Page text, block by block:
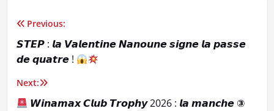
Navigation
de
l’article
Previous:
𝙎𝙏𝙀𝙋 : 𝙡𝙖 𝙑𝙖𝙡𝙚𝙣𝙩𝙞𝙣𝙚 𝙉𝙖𝙣𝙤𝙪𝙣𝙚 𝙨𝙞𝙜𝙣𝙚 𝙡𝙖 𝙥𝙖𝙨𝙨𝙚
𝙙𝙚 𝙦𝙪𝙖𝙩𝙧𝙚 !
Next:
𝙒𝙞𝙣𝙖𝙢𝙖𝙭 𝘾𝙡𝙪𝙗 𝙏𝙧𝙤𝙥𝙝𝙮 2026 : 𝙡𝙖 𝙢𝙖𝙣𝙘𝙝𝙚 ③